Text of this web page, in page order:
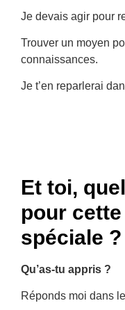
Je devais agir pour
Trouver un moyen
connaissances.
Je t’en reparlerai
Et toi,
pour
spéciale ?
Qu’as-tu appris ?
Réponds moi dans